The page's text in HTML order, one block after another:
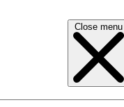
Close menu